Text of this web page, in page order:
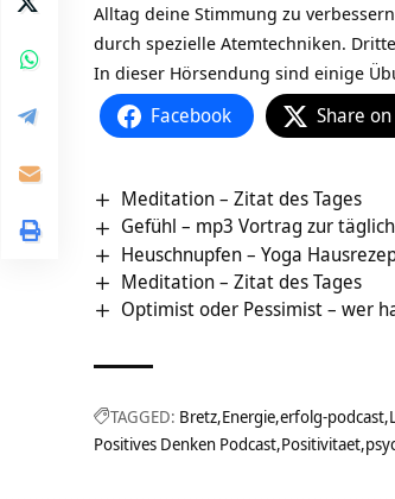
Alltag deine Stimmung zu
durch spezielle Atemtechniken.
In dieser Hörsendung sind einige
Facebook Share on
Meditation – Zitat des Tages
Gefühl – mp3 Vortrag zur
Heuschnupfen – Yoga
Meditation – Zitat des Tages
Optimist oder Pessimist – wer
TAGGED: Bretz Energie erfolg-podcast
Positives Denken Podcast Positivitaet